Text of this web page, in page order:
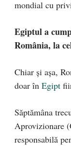
mondial cu
Egiptul a
România, la
Chiar și așa,
doar în Egipt
Săptămâna
Aprovizionare
responsabilă